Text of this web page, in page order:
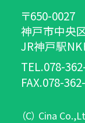
〒650-0027
神戸市中央
JR神戸駅NK
TEL.078-
FAX.078-
（C） Cina